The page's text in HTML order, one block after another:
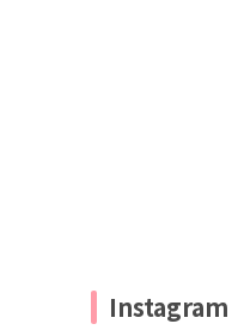
Instagram